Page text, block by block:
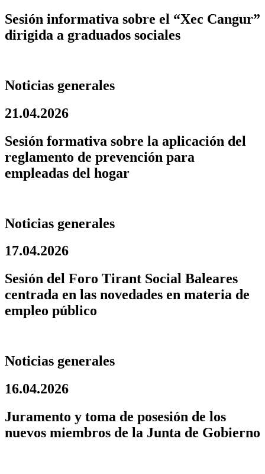
Sesión informativa sobre el “Xec Cangur”
dirigida a graduados sociales
Noticias generales
21.04.2026
Sesión formativa sobre la aplicación del
reglamento de prevención para
empleadas del hogar
Noticias generales
17.04.2026
Sesión del Foro Tirant Social Baleares
centrada en las novedades en materia de
empleo público
Noticias generales
16.04.2026
Juramento y toma de posesión de los
nuevos miembros de la Junta de Gobierno